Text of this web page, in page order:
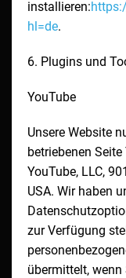
installieren:
hl=de.
6. Plugins und
YouTube
Unsere Website
betriebenen
YouTube, LLC,
USA. Wir haben
zur Verfügung
übermittelt, wenn